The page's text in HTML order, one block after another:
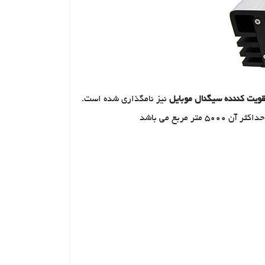
کننده سیگنال موبایلنیز نامگذاری شده است.